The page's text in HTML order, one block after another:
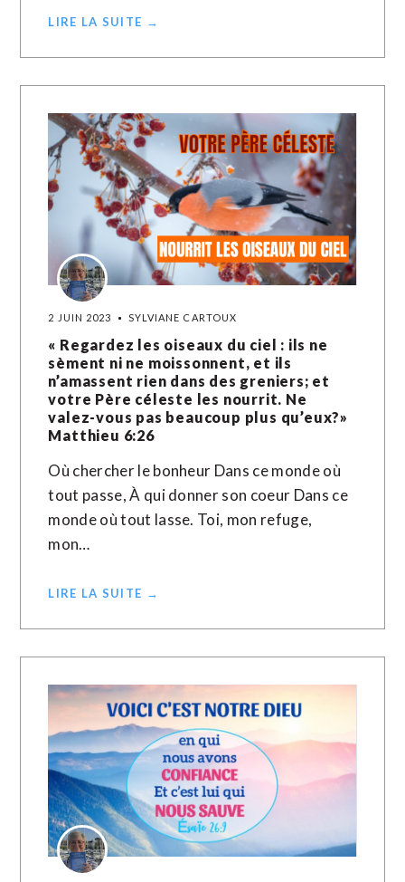
LIRE LA SUITE →
2 JUIN 2023 SYLVIANE CARTOUX
« Regardez les oiseaux du ciel : ils ne
sèment ni ne moissonnent, et ils
n’amassent rien dans des greniers; et
votre Père céleste les nourrit. Ne
valez-vous pas beaucoup plus qu’eux?»
Matthieu‬ ‭6‬:‭26‬ ‭
Où chercher le bonheur Dans ce monde où
tout passe, À qui donner son coeur Dans ce
monde où tout lasse. Toi, mon refuge,
mon…
LIRE LA SUITE →